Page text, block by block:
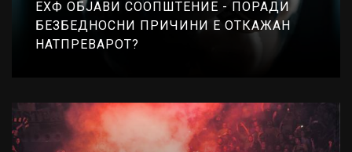
ЕХФ ОБЈАВИ СООПШТЕНИЕ - ПОРАДИ
БЕЗБЕДНОСНИ ПРИЧИНИ Е ОТКАЖАН
НАТПРЕВАРОТ?